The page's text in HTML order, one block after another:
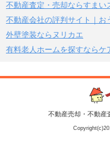
不動産査定・売却ならすまい
不動産会社の評判サイト｜お
外壁塗装ならヌリカエ
有料老人ホームを探すならケ
不動産売却・不動産